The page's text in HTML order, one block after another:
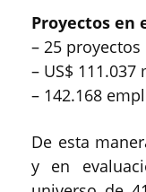
Proyectos en
– 25 proyectos
– US$
– 142.168
De esta
y en